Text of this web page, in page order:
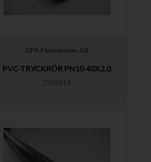
GPA Flowsystem AB
PVC-TRYCKRÖR PN10 40X2,0
2252414